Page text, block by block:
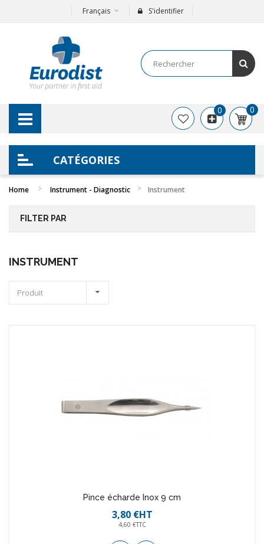
Français S'identifier
CATÉGORIES
0
0
Home Instrument - Diagnostic Instrument
FILTER PAR
INSTRUMENT
Produit
Pince écharde Inox 9 cm
3,80 €HT
4,60 €TTC